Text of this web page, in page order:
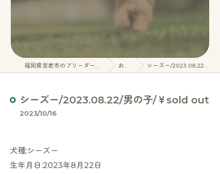
福岡県宮若市のブリーダーならドッグハウスRASA お知らせ シーズー/2023.08.22/男の子/￥sold out
シーズー/2023.08.22/男の子/￥sold out
2023/10/16
犬種:シーズー
生年月日:2023年8月22日